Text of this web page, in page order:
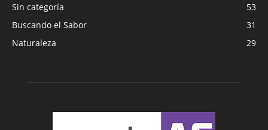
Sin categoría
53
Buscando el Sabor
31
Naturaleza
29